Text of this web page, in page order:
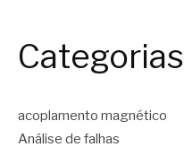
Categorias
acoplamento magnético
Análise de falhas